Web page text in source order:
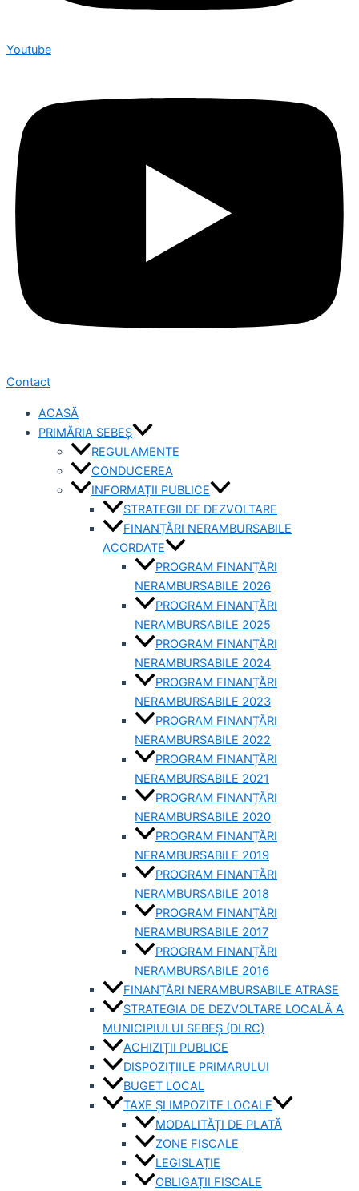
Youtube
Contact
ACASĂ
PRIMĂRIA SEBEȘ
REGULAMENTE
CONDUCEREA
INFORMAȚII PUBLICE
STRATEGII DE DEZVOLTARE
FINANȚĂRI NERAMBURSABILE
ACORDATE
PROGRAM FINANȚĂRI
NERAMBURSABILE 2026
PROGRAM FINANȚĂRI
NERAMBURSABILE 2025
PROGRAM FINANȚĂRI
NERAMBURSABILE 2024
PROGRAM FINANȚĂRI
NERAMBURSABILE 2023
PROGRAM FINANȚĂRI
NERAMBURSABILE 2022
PROGRAM FINANȚĂRI
NERAMBURSABILE 2021
PROGRAM FINANȚĂRI
NERAMBURSABILE 2020
PROGRAM FINANȚĂRI
NERAMBURSABILE 2019
PROGRAM FINANTĂRI
NERAMBURSABILE 2018
PROGRAM FINANȚĂRI
NERAMBURSABILE 2017
PROGRAM FINANȚĂRI
NERAMBURSABILE 2016
FINANȚĂRI NERAMBURSABILE ATRASE
STRATEGIA DE DEZVOLTARE LOCALĂ A
MUNICIPIULUI SEBEȘ (DLRC)
ACHIZIȚII PUBLICE
DISPOZIȚIILE PRIMARULUI
BUGET LOCAL
TAXE ȘI IMPOZITE LOCALE
MODALITĂȚI DE PLATĂ
ZONE FISCALE
LEGISLAȚIE
OBLIGAȚII FISCALE